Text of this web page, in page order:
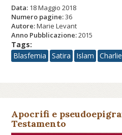
Data: 18 Maggio 2018
Numero pagine:36
Autore:Marie Levant
Anno Pubblicazione:2015
Tags:
Blasfemia
Satira Islam
Apocrifi e
Testamento